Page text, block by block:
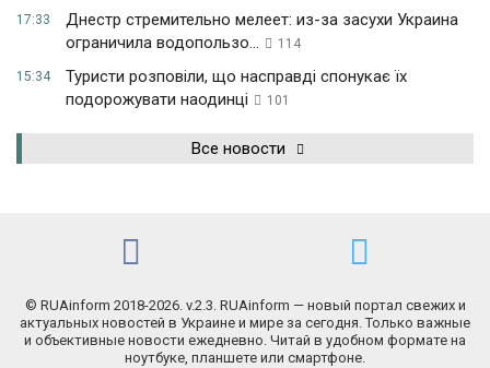
17:33
Днестр стремительно мелеет: из-за засухи Украина
ограничила водопользо...
114
15:34
Туристи розповіли, що насправді спонукає їх
подорожувати наодинці
101
Все новости
© RUAinform 2018-2026. v.2.3. RUAinform — новый портал свежих и
актуальных новостей в Украине и мире за сегодня. Только важные
и объективные новости ежедневно. Читай в удобном формате на
ноутбуке, планшете или смартфоне.